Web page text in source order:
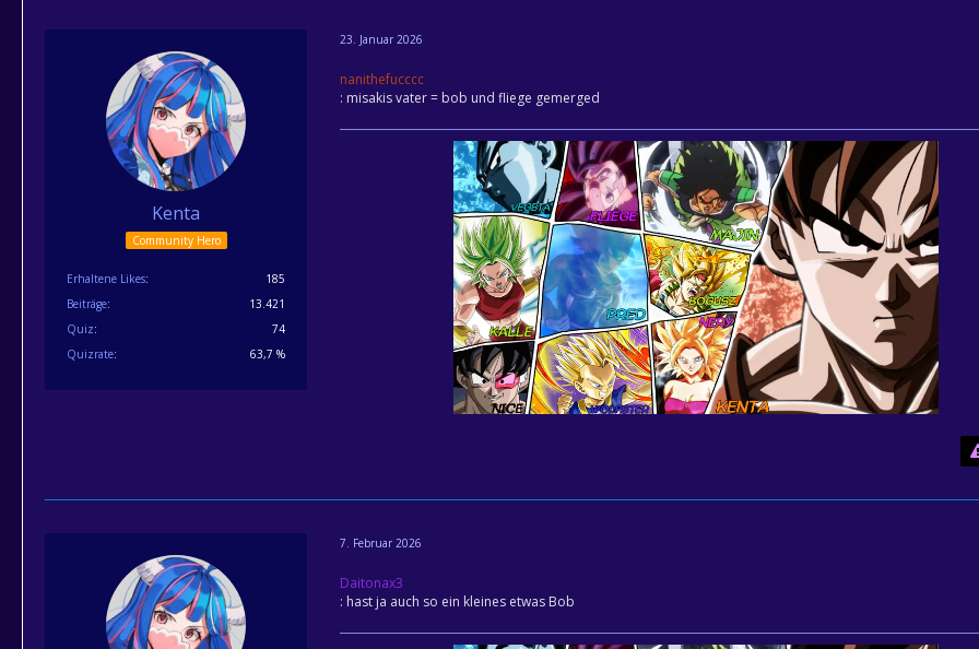
Kenta
Community Hero
Erhaltene Likes
185
Beiträge
13.421
Quiz
74
Quizrate
63,7 %
23. Januar 2026
nanithefucccc
: misakis vater = bob und fliege gemerged
7. Februar 2026
Daitonax3
: hast ja auch so ein kleines etwas Bob